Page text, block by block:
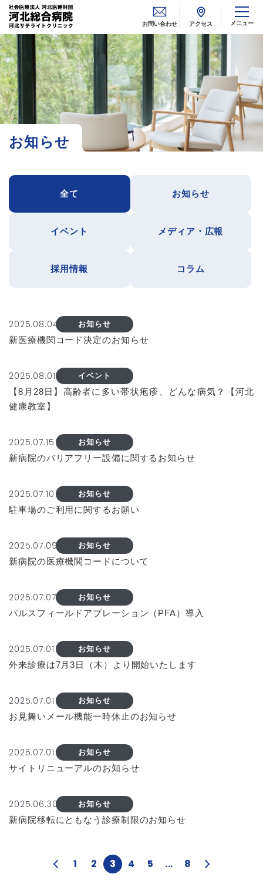
お問い合わせ アクセス メニュー
お知らせ
全て お知らせ
イベント メディア・広報
採用情報 コラム
2025.08.04 お知らせ
新医療機関コード決定のお知らせ
2025.08.01 イベント
【8月28日】高齢者に多い帯状疱疹、どんな病気？【河北
健康教室】
2025.07.15 お知らせ
新病院のバリアフリー設備に関するお知らせ
2025.07.10 お知らせ
駐車場のご利用に関するお願い
2025.07.09 お知らせ
新病院の医療機関コードについて
2025.07.07 お知らせ
パルスフィールドアブレーション（PFA）導入
2025.07.01 お知らせ
外来診療は7月3日（木）より開始いたします
2025.07.01 お知らせ
お見舞いメール機能一時休止のお知らせ
2025.07.01 お知らせ
サイトリニューアルのお知らせ
2025.06.30 お知らせ
新病院移転にともなう診療制限のお知らせ
1 2 3 4 5 ... 8